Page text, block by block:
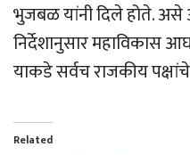
भुजबळ यांनी दिले होते. असे
निर्देशानुसार महाविकास
याकडे सर्वच राजकीय
Related